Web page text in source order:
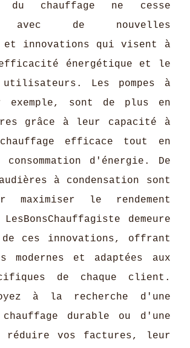
du chauffage ne cesse
avec de nouvelles
et innovations qui visent à
énergétique et le
Les pompes à
exemple, sont de plus en
grâce à leur capacité à
efficace tout en
d'énergie. De
à condensation sont
maximiser le rendement
demeure
ces innovations, offrant
modernes et adaptées aux
de chaque client.
à la recherche d'une
durable ou d'une
réduire vos factures, leur